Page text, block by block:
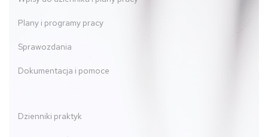
Plany i programy pracy
Sprawozdania
Dokumentacja i pomoce
Dzienniki praktyk